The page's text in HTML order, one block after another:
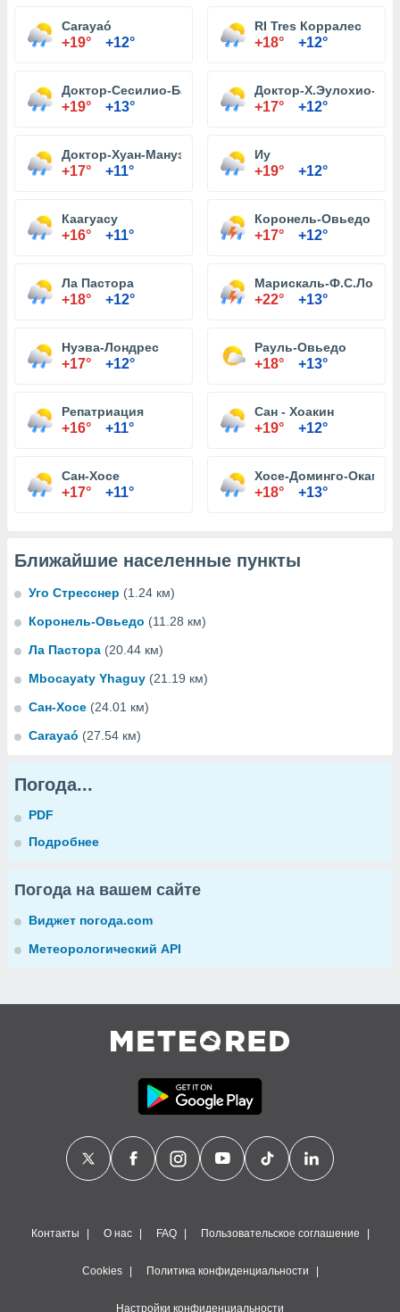
Carayaó
+19° +12°
RI Tres Корралес
+18° +12°
Доктор-Сесилио-Баэс
+19° +13°
Доктор-Х.Эулохио-
+17° +12°
Доктор-Хуан-Мануэль-Фрутос
+17° +11°
Иу
+19° +12°
Каагуасу
+16° +11°
Коронель-Овьедо
+17° +12°
Ла Пастора
+18° +12°
Марискаль-Ф.С.Лопес
+22° +13°
Нуэва-Лондрес
+17° +12°
Рауль-Овьедо
+18° +13°
Репатриация
+16° +11°
Сан - Хоакин
+19° +12°
Сан-Хосе
+17° +11°
Хосе-Доминго-
+18° +13°
Ближайшие населенные пункты
Уго Стресснер (1.24 км)
Коронель-Овьедо (11.28 км)
Ла Пастора (20.44 км)
Mbocayaty Yhaguy (21.19 км)
Сан-Хосе (24.01 км)
Carayaó (27.54 км)
Погода...
PDF
Подробнее
Погода на вашем сайте
Виджет погода.com
Метеорологический API
Контакты О нас FAQ Пользовательское соглашение
Cookies Политика конфиденциальности
Настройки конфиденциальности